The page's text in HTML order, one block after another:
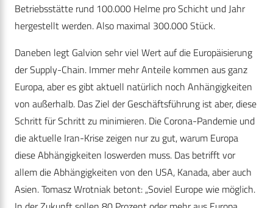
Betriebsstätte rund 100.000 Helme pro Schicht und Jahr
hergestellt werden. Also maximal 300.000 Stück.
Daneben legt Galvion sehr viel Wert auf die Europäisierung
der Supply-Chain. Immer mehr Anteile kommen aus ganz
Europa, aber es gibt aktuell natürlich noch Anhängigkeiten
von außerhalb. Das Ziel der Geschäftsführung ist aber, diese
Schritt für Schritt zu minimieren. Die Corona-Pandemie und
die aktuelle Iran-Krise zeigen nur zu gut, warum Europa
diese Abhängigkeiten loswerden muss. Das betrifft vor
allem die Abhängigkeiten von den USA, Kanada, aber auch
Asien. Tomasz Wrotniak betont: „Soviel Europe wie möglich.